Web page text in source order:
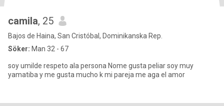
camila, 25
Bajos de Haina, San Cristóbal, Dominikanska Rep.
Söker: Man 32 - 67
soy umilde respeto ala persona Nome gusta peliar soy muy
yamatiba y me gusta mucho k mi pareja me aga el amor